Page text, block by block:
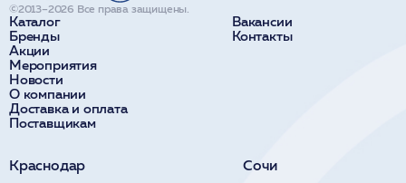
Каталог
Бренды
Акции
Мероприятия
Новости
О компании
Доставка и оплата
Поставщикам
Вакансии
Контакты
©2013–2026 Все права защищены.
Краснодар Сочи